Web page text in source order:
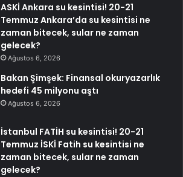
ASKİ Ankara su kesintisi! 20-21
Temmuz Ankara’da su kesintisi ne
zaman bitecek, sular ne zaman
gelecek?
Ağustos 6, 2026
Bakan Şimşek: Finansal okuryazarlık
hedefi 45 milyonu aştı
Ağustos 6, 2026
İstanbul FATİH su kesintisi! 20-21
Temmuz İSKİ Fatih su kesintisi ne
zaman bitecek, sular ne zaman
gelecek?